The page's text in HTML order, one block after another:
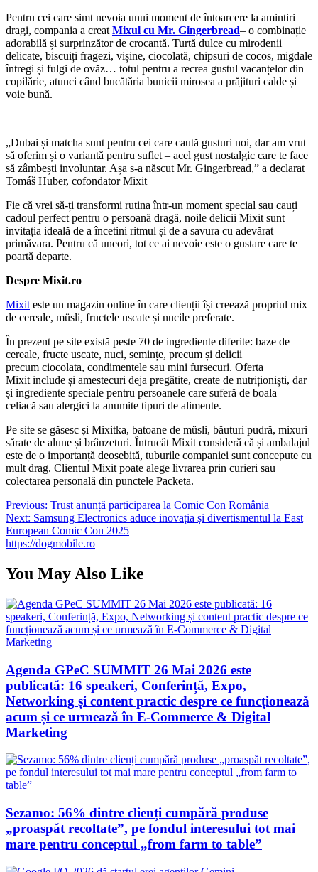
Pentru cei care simt nevoia unui moment de întoarcere la amintiri
dragi, compania a creat Mixul cu Mr. Gingerbread– o combinație
adorabilă și surprinzător de crocantă. Turtă dulce cu mirodenii
delicate, biscuiți fragezi, vișine, ciocolată, chipsuri de cocos, migdale
întregi și fulgi de ovăz… totul pentru a recrea gustul vacanțelor din
copilărie, atunci când bucătăria bunicii mirosea a prăjituri calde și
voie bună.
„Dubai și matcha sunt pentru cei care caută gusturi noi, dar am vrut
să oferim și o variantă pentru suflet – acel gust nostalgic care te face
să zâmbești involuntar. Așa s-a născut Mr. Gingerbread,” a declarat
Tomáš Huber, cofondator Mixit
Fie că vrei să-ți transformi rutina într-un moment special sau cauți
cadoul perfect pentru o persoană dragă, noile delicii Mixit sunt
invitația ideală de a încetini ritmul și de a savura cu adevărat
primăvara. Pentru că uneori, tot ce ai nevoie este o gustare care te
poartă departe.
Despre Mixit.ro
Mixit este un magazin online în care clienții își creează propriul mix
de cereale, müsli, fructele uscate și nucile preferate.
În prezent pe site există peste 70 de ingrediente diferite: baze de
cereale, fructe uscate, nuci, semințe, precum și delicii
precum ciocolata, condimentele sau mini fursecuri. Oferta
Mixit include și amestecuri deja pregătite, create de nutriționiști, dar
și ingrediente speciale pentru persoanele care suferă de boala
celiacă sau alergici la anumite tipuri de alimente.
Pe site se găsesc și Mixitka, batoane de müsli, băuturi pudră, mixuri
sărate de alune și brânzeturi. Întrucât Mixit consideră că și ambalajul
este de o importanță deosebită, tuburile companiei sunt concepute cu
mult drag. Clientul Mixit poate alege livrarea prin curieri sau
colectarea personală din punctele Packeta.
Navigare
în
articole
Previous: Trust anunță participarea la Comic Con România
Next: Samsung Electronics aduce inovația și divertismentul la East
European Comic Con 2025
https://dogmobile.ro
You May Also Like
Agenda GPeC SUMMIT 26 Mai 2026 este
publicată: 16 speakeri, Conferință, Expo,
Networking și content practic despre ce funcționează
acum și ce urmează în E-Commerce & Digital
Marketing
Sezamo: 56% dintre clienți cumpără produse
„proaspăt recoltate”, pe fondul interesului tot mai
mare pentru conceptul „from farm to table”